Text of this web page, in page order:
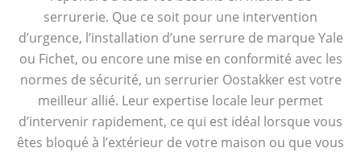
serrurerie. Que ce soit pour une intervention
d’urgence, l’installation d’une serrure de marque Yale
ou Fichet, ou encore une mise en conformité avec les
normes de sécurité, un serrurier Oostakker est votre
meilleur allié. Leur expertise locale leur permet
d’intervenir rapidement, ce qui est idéal lorsque vous
êtes bloqué à l’extérieur de votre maison ou que vous